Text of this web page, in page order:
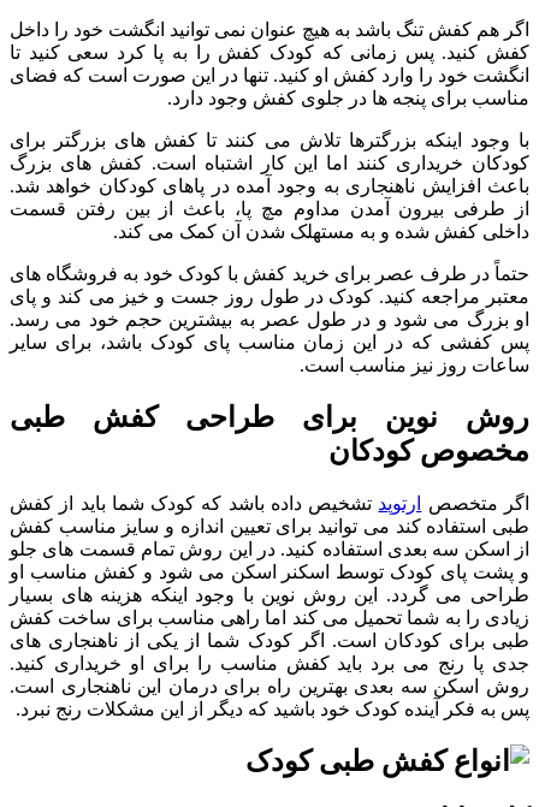
اگر هم کفش تنگ باشد به هیچ عنوان نمی توانید انگشت خود را داخل
کفش کنید. پس زمانی که کودک کفش را به پا کرد سعی کنید تا
انگشت خود را وارد کفش او کنید. تنها در این صورت است که فضای
مناسب برای پنجه ها در جلوی کفش وجود دارد.
با وجود اینکه بزرگترها تلاش می کنند تا کفش های بزرگتر برای
کودکان خریداری کنند اما این کار اشتباه است. کفش های بزرگ
باعث افزایش ناهنجاری به وجود آمده در پاهای کودکان خواهد شد.
از طرفی بیرون آمدن مداوم مچ پا، باعث از بین رفتن قسمت
داخلی کفش شده و به مستهلک شدن آن کمک می کند.
حتماً در طرف عصر برای خرید کفش با کودک خود به فروشگاه های
معتبر مراجعه کنید. کودک در طول روز جست و خیز می کند و پای
او بزرگ می شود و در طول عصر به بیشترین حجم خود می رسد.
پس کفشی که در این زمان مناسب پای کودک باشد، برای سایر
ساعات روز نیز مناسب است.
روش نوین برای طراحی کفش طبی
مخصوص کودکان
اگر متخصص ارتوپد تشخیص داده باشد که کودک شما باید از کفش
طبی استفاده کند می توانید برای تعیین اندازه و سایز مناسب کفش
از اسکن سه بعدی استفاده کنید. در این روش تمام قسمت های جلو
و پشت پای کودک توسط اسکنر اسکن می شود و کفش مناسب او
طراحی می گردد. این روش نوین با وجود اینکه هزینه های بسیار
زیادی را به شما تحمیل می کند اما راهی مناسب برای ساخت کفش
طبی برای کودکان است. اگر کودک شما از یکی از ناهنجاری های
جدی پا رنج می برد باید کفش مناسب را برای او خریداری کنید.
روش اسکن سه بعدی بهترین راه برای درمان این ناهنجاری است.
پس به فکر آینده کودک خود باشید که دیگر از این مشکلات رنج نبرد.